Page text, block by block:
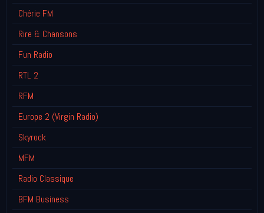
Chérie FM
Rire & Chansons
Fun Radio
RTL 2
RFM
Europe 2 (Virgin Radio)
Skyrock
MFM
Radio Classique
BFM Business